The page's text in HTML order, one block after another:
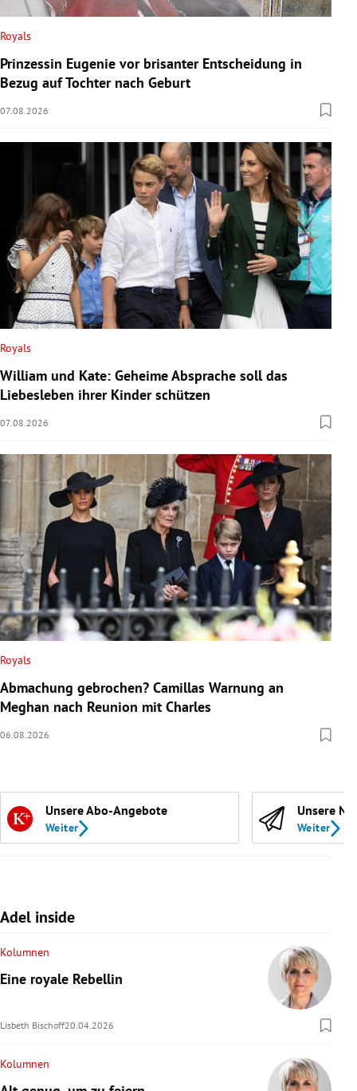
Royals
Prinzessin Eugenie vor brisanter Entscheidung in
Bezug auf Tochter nach Geburt
07.08.2026
Royals
William und Kate: Geheime Absprache soll das
Liebesleben ihrer Kinder schützen
07.08.2026
Royals
Abmachung gebrochen? Camillas Warnung an
Meghan nach Reunion mit Charles
06.08.2026
Unsere Abo-Angebote
Weiter
Unsere
Weiter
Adel inside
Kolumnen
Eine royale Rebellin
Lisbeth Bischoff20.04.2026
Kolumnen